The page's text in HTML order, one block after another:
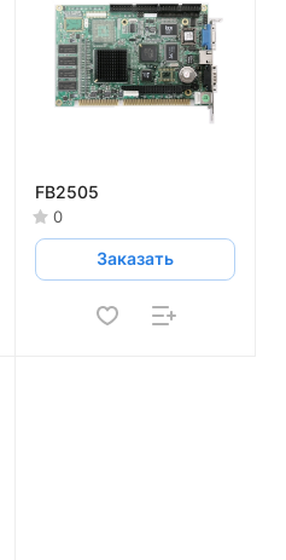
FB2505
0
Заказать